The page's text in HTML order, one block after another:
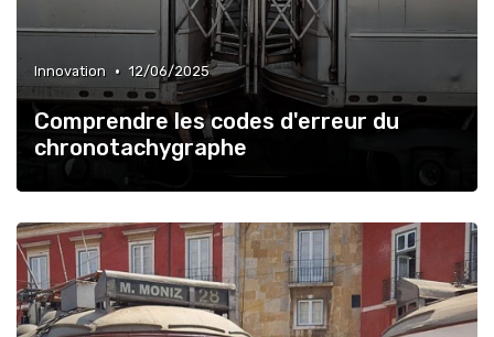
Innovation • 12/06/2025
Comprendre les codes d'erreur du
chronotachygraphe